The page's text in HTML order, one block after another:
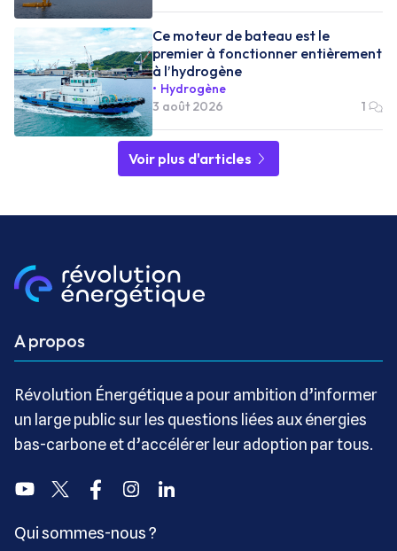
Ce moteur de bateau est le
premier à fonctionner entièrement
à l’hydrogène
Hydrogène
3 août 2026
1
Voir plus d'articles
A propos
Révolution Énergétique a pour ambition d’informer
un large public sur les questions liées aux énergies
bas-carbone et d’accélérer leur adoption par tous.
YoutubeTwitter FacebookInstagramLinkedin
Qui sommes-nous ?